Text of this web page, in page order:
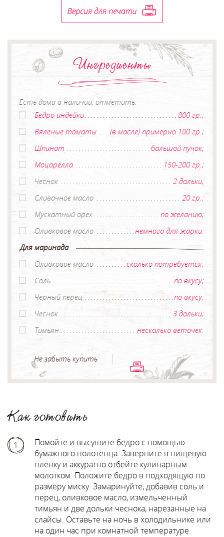
Ингредиенты
Есть дома в наличии, отметить:
Бедро индейки
800 гр.;
Вяленые томаты
(в масле) примерно 100 гр.;
Шпинат
большой пучок;
Моцарелла
150-200 гр.;
Чеснок
2 дольки;
Сливочное масло
20 гр.;
Мускатный орех
по желанию;
Оливковое масло
немного для жарки.
Для маринада
Оливковое масло
сколько потребуется;
Соль
по вкусу;
Черный перец
по вкусу;
Чеснок
3 дольки;
Тимьян
несколько веточек.
Не забыть купить
Как готовить
1
Помойте и высушите бедро с помощью
бумажного полотенца. Заверните в пищевую
пленку и аккуратно отбейте кулинарным
молотком. Положите бедро в подходящую по
размеру миску. Замаринуйте, добавив соль и
перец, оливковое масло, измельченный
тимьян и две дольки чеснока, нарезанные на
слайсы. Оставьте на ночь в холодильнике или
на один час при комнатной температуре.